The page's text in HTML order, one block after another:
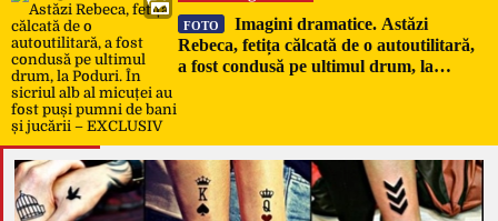
FOTO
Imagini dramatice. Astăzi
Rebeca, fetița călcată de o autoutilitară,
a fost condusă pe ultimul drum, la